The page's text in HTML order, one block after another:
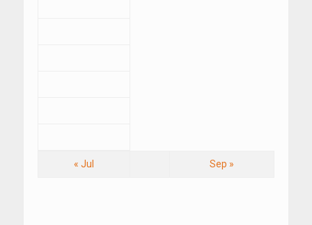
« Jul Sep »